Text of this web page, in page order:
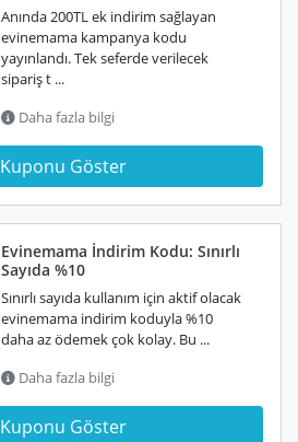
Anında 200TL ek indirim sağlayan
evinemama kampanya kodu
yayınlandı. Tek seferde verilecek
sipariş t ...
Daha fazla bilgi
Kuponu Göster
Evinemama İndirim Kodu: Sınırlı
Sayıda %10
Sınırlı sayıda kullanım için aktif olacak
evinemama indirim koduyla %10
daha az ödemek çok kolay. Bu ...
Daha fazla bilgi
Kuponu Göster